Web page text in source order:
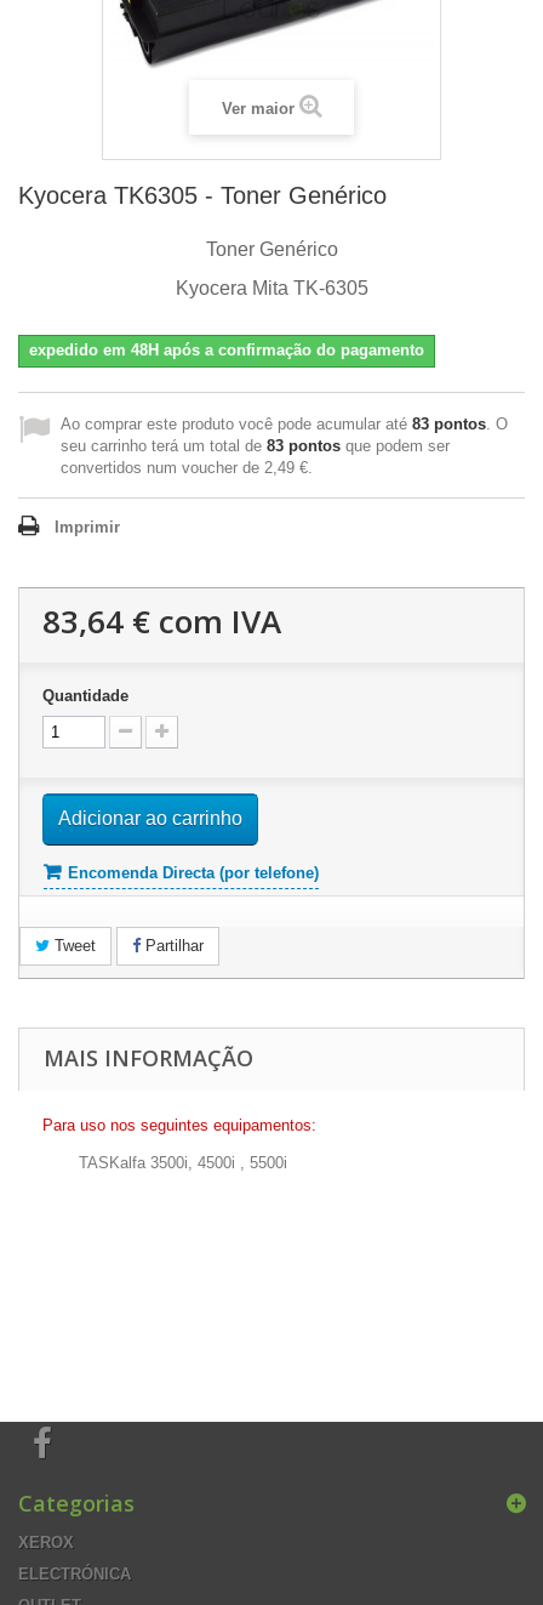
Ver maior
Kyocera TK6305 - Toner Genérico
Toner Genérico
Kyocera Mita TK-6305
expedido em 48H após a confirmação do pagamento
Ao comprar este produto você pode acumular até 83 pontos. O
seu carrinho terá um total de 83 pontos que podem ser
convertidos num voucher de 2,49 €.
Imprimir
83,64 € com IVA
Quantidade
Adicionar ao carrinho
Encomenda Directa (por telefone)
Tweet Partilhar
MAIS INFORMAÇÃO
Para uso nos seguintes equipamentos:
TASKalfa 3500i, 4500i , 5500i
Categorias
XEROX
ELECTRÓNICA